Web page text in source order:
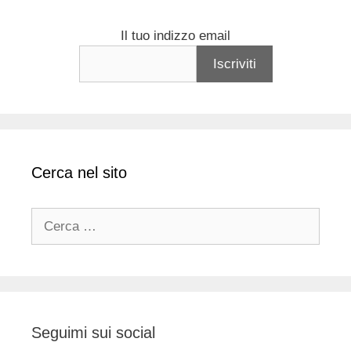
Il tuo indizzo email
Cerca nel sito
Seguimi sui social